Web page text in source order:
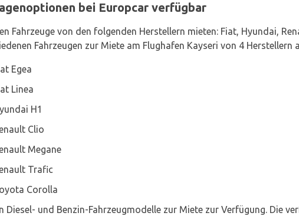
bei Europcar verfügbar
Fahrzeuge von den folgenden Herstellern mieten: Fiat, Hyundai,
Fahrzeugen zur Miete am Flughafen Kayseri von 4 Herstellern
Egea
Linea
H1
Clio
Megane
Trafic
Corolla
Diesel- und Benzin-Fahrzeugmodelle zur Miete zur Verfügung. Die